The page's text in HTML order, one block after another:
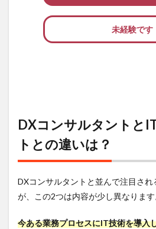
未経験です
DXコンサルタントと
トとの違いは？
DXコンサルタントと並んで注目さ
が、この2つは内容が少し異なります
今ある業務プロセスにIT技術を導入